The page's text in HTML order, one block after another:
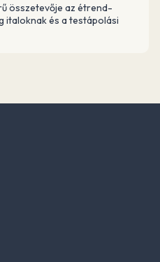
összetevője az étrend-
italoknak és a testápolási